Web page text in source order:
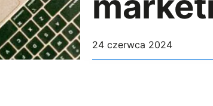
24 czerwca 2024